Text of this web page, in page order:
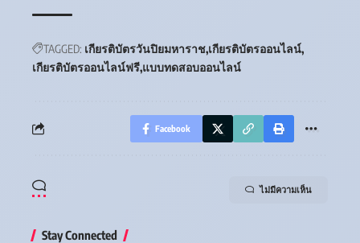
TAGGED: เกียรติบัตรวันปิยมหาราช เกียรติบัตรออนไลน์
เกียรติบัตรออนไลน์ฟรี แบบทดสอบออนไลน์
Facebook
ไม่มีความเห็น
Stay Connected